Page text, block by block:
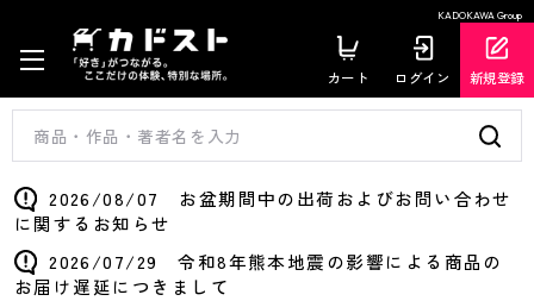
KADOKAWA Group
カート ログイン 新規登録
2026/08/07 お盆期間中の出荷およびお問い合わせ
に関するお知らせ
2026/07/29 令和8年熊本地震の影響による商品の
お届け遅延につきまして